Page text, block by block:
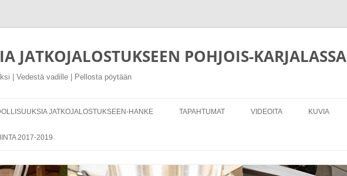
JATKOJALOSTUKSEEN POHJOIS-KARJALASSA
| Vedestä vadille | Pellosta pöytään
JATKOJALOSTUKSEEN-HANKE
ESITTELY
TAPAHTUMAT VIDEOITA KUVIA
2017-2019